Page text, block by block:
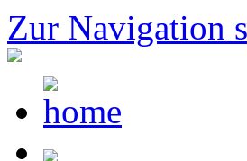
Zur Navigation